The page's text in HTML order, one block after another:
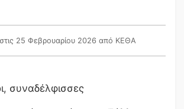
25 Φεβρουαρίου 2026 από ΚΕΘΑ
συναδέλφισσες